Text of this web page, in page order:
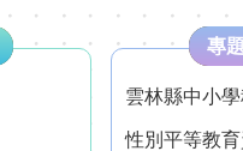
專
雲林縣中小
性別平等教